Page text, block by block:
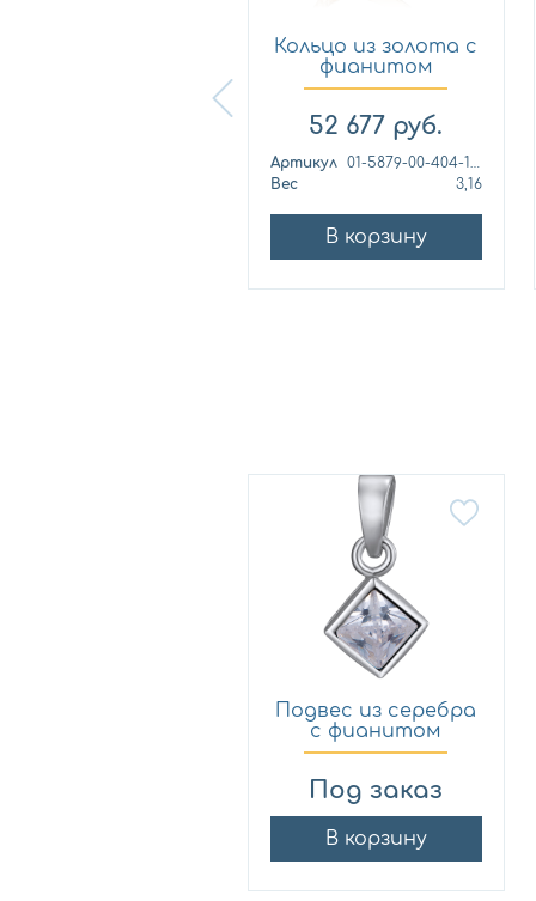
Кольцо из золота с
фианитом
Платина 0...
52 677 руб.
Артикул
01-5879-00-404-1110
Вес
3,16
В корзину
Подвес из серебра
с фианитом
Силверк ...
Под заказ
В корзину